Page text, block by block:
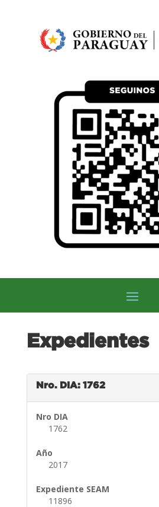
Expedientes
Nro. DIA: 1762
Nro DIA
1762
Año
2017
Expediente SEAM
11896